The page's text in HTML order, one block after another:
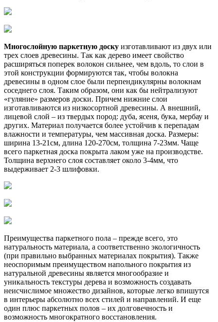
Многослойную паркетную доску изготавливают из двух или
трех слоев древесины. Так как дерево имеет свойство
расширяться поперек волокон сильнее, чем вдоль, то слои в
этой конструкции формируются так, чтобы волокна
древесины в одном слое были перпендикулярны волокнам
соседнего слоя. Таким образом, они как бы нейтрализуют
«гуляние» размеров доски. Причем нижние слои
изготавливаются из низкосортной древесины. А внешний,
лицевой слой – из твердых пород: дуба, ясеня, бука, мербау и
других. Материал получается более устойчив к перепадам
влажности и температуры, чем массивная доска. Размеры:
ширина 13-21см, длина 120-270см, толщина 7-23мм. Чаще
всего паркетная доска покрыта лаком уже на производстве.
Толщина верхнего слоя составляет около 3-4мм, что
выдерживает 2-3 шлифовки.
Преимущества паркетного пола – прежде всего, это
натуральность материала, а соответственно экологичность
(при правильно выбранных материалах покрытия). Также
неоспоримым преимуществом напольного покрытия из
натуральной древесины является многообразие и
уникальность текстуры дерева и возможность создавать
неисчислимое множество дизайнов, которые легко впишутся
в интерьеры абсолютно всех стилей и направлений. И еще
один плюс паркетных полов – их долговечность и
возможность многократного восстановления.